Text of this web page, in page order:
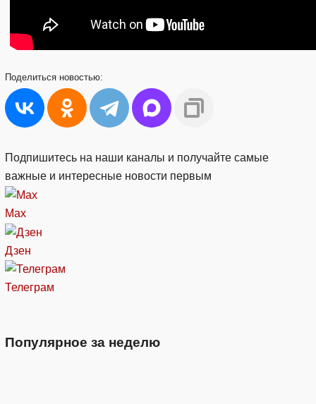
Поделиться новостью:
Подпишитесь на наши каналы и получайте самые
важные и интересные новости первым
Max
Дзен
Телеграм
Популярное за неделю